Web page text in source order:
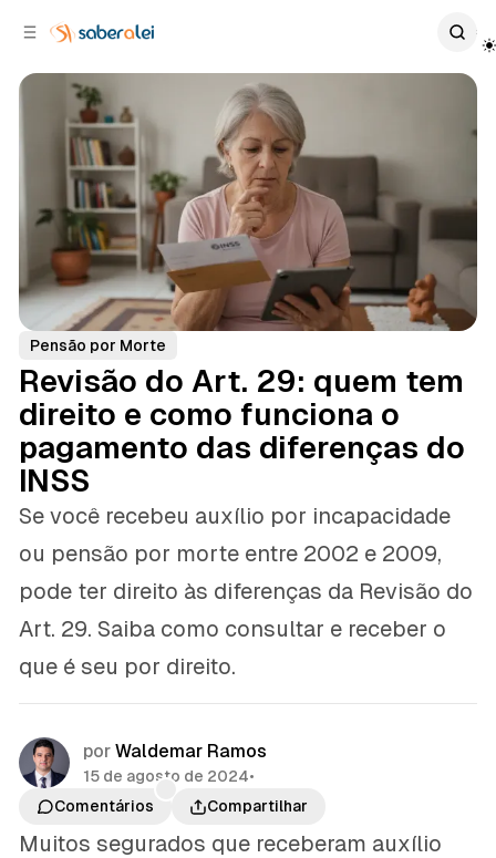
Pensão por Morte
Revisão do Art. 29: quem tem
direito e como funciona o
pagamento das diferenças do
INSS
Se você recebeu auxílio por incapacidade
ou pensão por morte entre 2002 e 2009,
pode ter direito às diferenças da Revisão do
Art. 29. Saiba como consultar e receber o
que é seu por direito.
por Waldemar Ramos
15 de agosto de 2024•
Comentários
Compartilhar
Muitos segurados que receberam auxílio